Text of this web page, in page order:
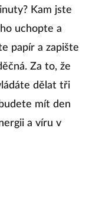
Kam jste
uchopte a
papír a zapište
Za to, že
dělat tři
mít den
a víru v